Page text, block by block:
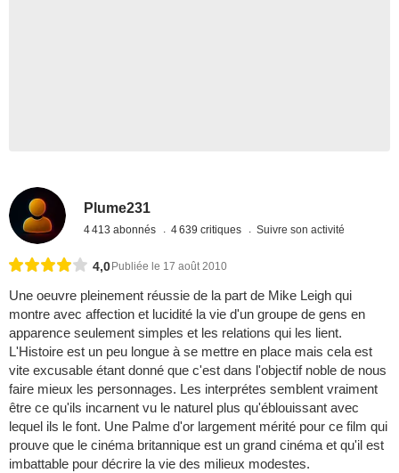
Plume231
4 413 abonnés 4 639 critiques Suivre son activité
4,0 Publiée le 17 août 2010
Une oeuvre pleinement réussie de la part de Mike Leigh qui
montre avec affection et lucidité la vie d'un groupe de gens en
apparence seulement simples et les relations qui les lient.
L'Histoire est un peu longue à se mettre en place mais cela est
vite excusable étant donné que c'est dans l'objectif noble de nous
faire mieux les personnages. Les interprétes semblent vraiment
être ce qu'ils incarnent vu le naturel plus qu'éblouissant avec
lequel ils le font. Une Palme d'or largement mérité pour ce film qui
prouve que le cinéma britannique est un grand cinéma et qu'il est
imbattable pour décrire la vie des milieux modestes.